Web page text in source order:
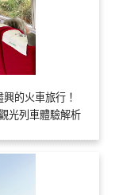
的火車旅行！
光列車體驗解析